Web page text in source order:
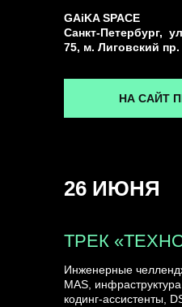
GAiKA SPACE
Санкт-Петербург,
75, м. Лиговский пр.
26 ИЮНЯ
Инженерные
MAS,
кодинг-ассистенты,
ТРЕК
НА САЙТ
ГЕНЕРАЛЬНЫЙ
CONVERSATIONS